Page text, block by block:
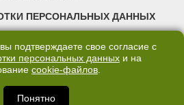
ПЕРСОНАЛЬНЫХ ДАННЫХ
сообщение, доведение до всеобщего
издание «Современный портал
Федеральной службой по
подтверждаете свое согласие с
персональных данных и на
cookie-файлов.
Понятно